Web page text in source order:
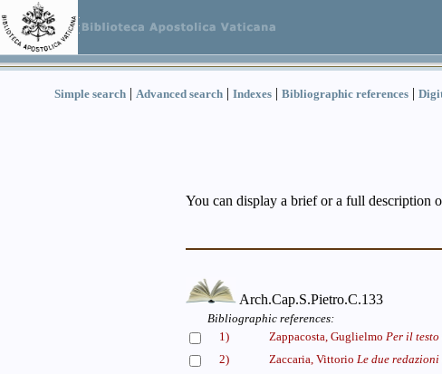
Simple search | Advanced search | Indexes | Bibliographic references |
You can display a brief or a full description
Arch.Cap.S.Pietro.C.133
Bibliographic references:
1)
Zappacosta, Guglielmo Per il
2)
Zaccaria, Vittorio Le due